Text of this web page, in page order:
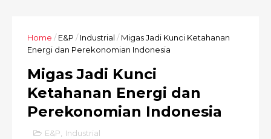
Home / E&P / Industrial / Migas Jadi Kunci Ketahanan
Energi dan Perekonomian Indonesia
Migas Jadi Kunci
Ketahanan Energi dan
Perekonomian Indonesia
E&P, Industrial